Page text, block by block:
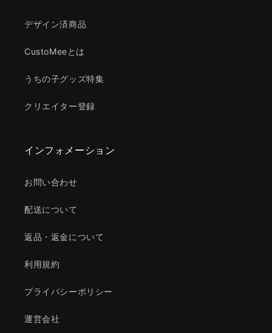
デザイン済商品
CustoMeeとは
うちの子グッズ特集
クリエイター登録
インフォメーション
お問い合わせ
配送について
返品・返金について
利用規約
プライバシーポリシー
運営会社